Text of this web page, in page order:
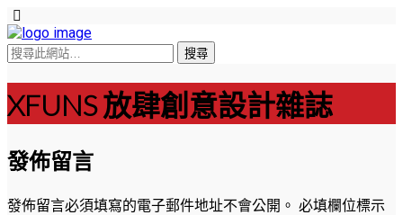
XFUNS 放肆創意設計雜誌
發佈留言
發佈留言必須填寫的電子郵件地址不會公開。 必填欄位標示